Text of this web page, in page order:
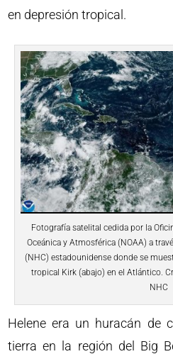
en depresión tropical.
Fotografía satelital cedida por la
Oceánica y Atmosférica (NOAA) a
(NHC) estadounidense donde se
tropical Kirk (abajo) en el Atlántico.
NHC
Helene era un huracán de
tierra en la región del Big